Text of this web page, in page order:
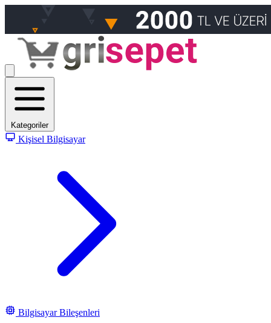
Kategoriler
Kişisel Bilgisayar
Bilgisayar Bileşenleri